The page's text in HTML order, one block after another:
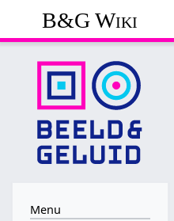
B&G Wiki
Menu